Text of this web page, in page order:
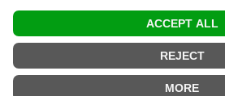
"In den Wäldern sind Dinge, über die
im Moos liegen könnte." (Franz Kafka)